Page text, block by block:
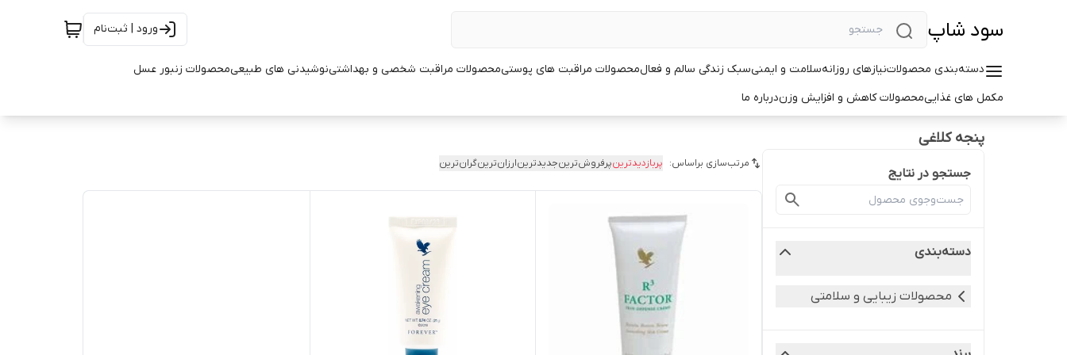
سود شاپ ورود | ثبت‌نام
دسته‌بندی محصولاتنیازهای روزانهسلامت و ایمنیسبک زندگی سالم و فعالمحصولات مراقبت های پوستیمحصولات مراقبت شخصی و بهداشتینوشیدنی های طبیعیمحصولات زنبور عسل
مکمل های غذاییمحصولات کاهش و افزایش وزندرباره ما
پنجه کلاغی
جستجو در نتایج
دسته‌بندی
محصولات زیبایی و سلامتی
مرتب‌سازی براساس: پربازدیدترینپرفروش‌ترینجدیدترینارزان‌ترینگران‌ترین